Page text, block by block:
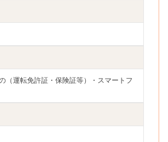
（運転免許証・保険証等）・スマートフ